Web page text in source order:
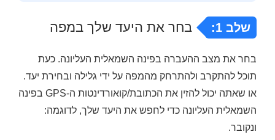
שלב 1: בחר את היעד שלך במפה
בחר את מצב ההעברה בפינה השמאלית העליונה. כעת
תוכל להתקרב ולהתרחק מהמפה על ידי גלילה ובחירת יעד.
או שאתה יכול להזין את הכתובת/קואורדינטות ה-GPS בפינה
השמאלית העליונה כדי לחפש את היעד שלך, לדוגמה:
ונקובר.